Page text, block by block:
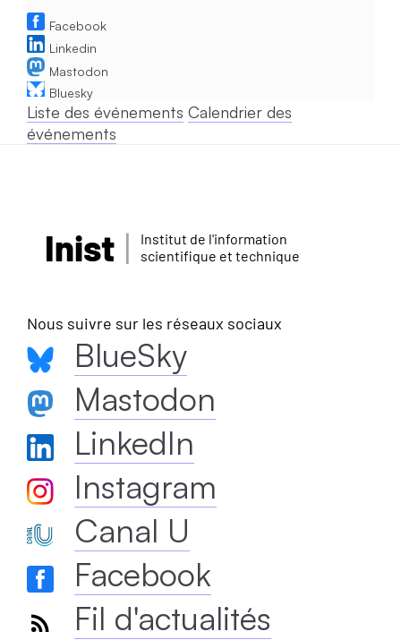
Facebook
Linkedin
Mastodon
Bluesky
Liste des événements Calendrier des
événements
Inist
Institut de l'information
scientifique et technique
Nous suivre sur les réseaux sociaux
BlueSky
Mastodon
LinkedIn
Instagram
Canal U
Facebook
Fil d'actualités